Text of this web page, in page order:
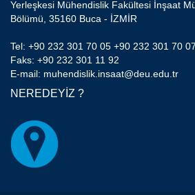
Yerleşkesi Mühendislik Fakültesi İnşaat
Bölümü, 35160 Buca - İZMİR
Tel: +90 232 301 70 05 +90 232 301 70 07
Faks: +90 232 301 11 92
E-mail: muhendislik.insaat@deu.edu.tr
NEREDEYİZ ?